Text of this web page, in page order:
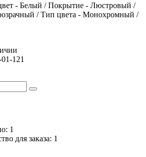
- Белый / Покрытие - Люстровый /
/ Тип цвета - Монохромный /
121
1
для заказа: 1